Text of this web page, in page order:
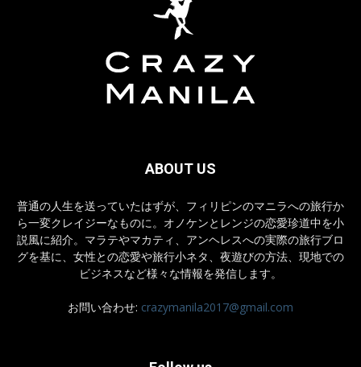
ABOUT US
普通の人生を送っていたはずが、フィリピンのマニラへの旅行か
ら一変クレイジーなものに。オノケンとレンジの恋愛珍道中を小
説風に紹介。マラテやマカティ、アンヘレスへの実際の旅行ブロ
グを基に、女性との恋愛や旅行小ネタ、夜遊びの方法、現地での
ビジネスなど様々な情報を発信します。
お問い合わせ: crazymanila2017@gmail.com